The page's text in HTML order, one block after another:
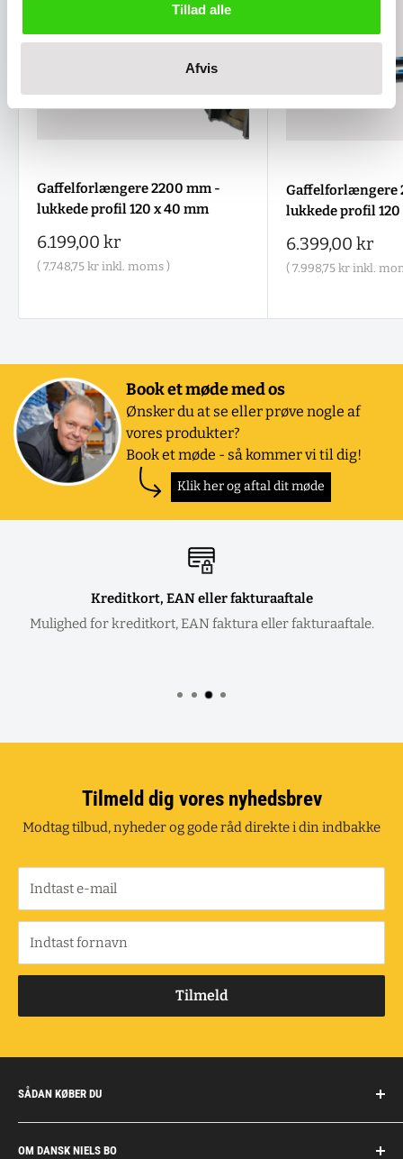
Tillad alle
Afvis
Gaffelforlængere 2200 mm -
lukkede profil 120 x 40 mm
Salgspris
6.199,00 kr
( 7.748,75 kr inkl. moms )
Gaffelforlængere
lukkede profil 120
Salgspris
6.399,00 kr
( 7.998,75 krinkl.
Book et møde med os
Ønsker du at se eller prøve nogle af
vores produkter?
Book et møde - så kommer vi til dig!
Klik her og aftal dit møde
Kreditkort, EAN eller fakturaaftale
Mulighed for kreditkort, EAN faktura eller fakturaaftale.
Tilmeld dig vores nyhedsbrev
Modtag tilbud, nyheder og gode råd direkte i din indbakke
Indtast e-mail
Indtast fornavn
Tilmeld
SÅDAN KØBER DU
OM DANSK NIELS BO